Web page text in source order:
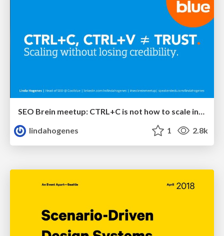
SEO Brein meetup: CTRL+C is not how to scale international SEO
lindahogenes
1 2.8k